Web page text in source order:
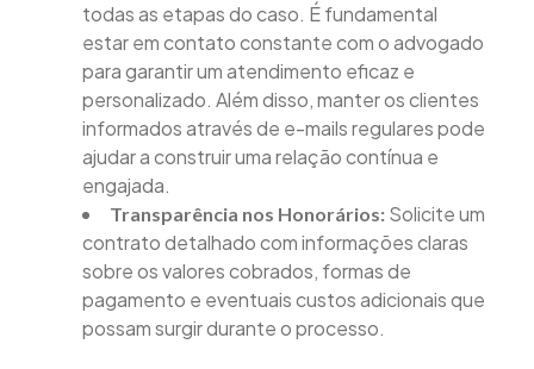
todas as etapas do caso. É fundamental
estar em contato constante com o advogado
para garantir um atendimento eficaz e
personalizado. Além disso, manter os clientes
informados através de e-mails regulares pode
ajudar a construir uma relação contínua e
engajada.
Transparência nos Honorários: Solicite um
contrato detalhado com informações claras
sobre os valores cobrados, formas de
pagamento e eventuais custos adicionais que
possam surgir durante o processo.